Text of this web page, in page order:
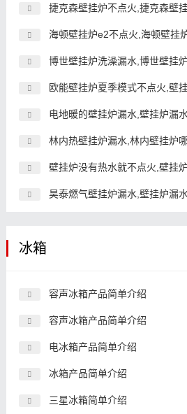
捷克森壁挂炉不点火,捷克森壁
海顿壁挂炉e2不点火,海顿壁挂
博世壁挂炉洗澡漏水,博世壁挂
欧能壁挂炉夏季模式不点火,壁
电地暖的壁挂炉漏水,壁挂炉漏
林内热壁挂炉漏水,林内壁挂炉
壁挂炉没有热水就不点火,壁挂
昊泰燃气壁挂炉漏水,壁挂炉漏
冰箱
容声冰箱产品简单介绍
容声冰箱产品简单介绍
电冰箱产品简单介绍
冰箱产品简单介绍
三星冰箱简单介绍